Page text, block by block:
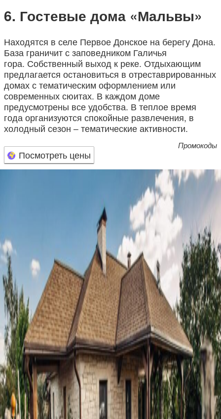
Гостевые дома «Мальвы»
Находятся в селе Первое Донское на берегу Дона.
База граничит с заповедником Галичья
гора. Собственный выход к реке. Отдыхающим
предлагается остановиться в отреставрированных
домах с тематическим оформлением или
современных сюитах. В каждом доме
предусмотрены все удобства. В теплое время
года организуются спокойные развлечения, в
холодный сезон – тематические активности.
Посмотреть цены
Промокоды